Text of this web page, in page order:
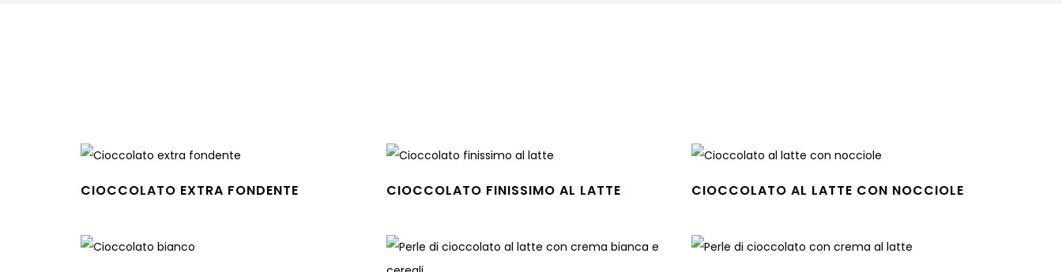
CIOCCOLATO EXTRA FONDENTE CIOCCOLATO FINISSIMO AL LATTE CIOCCOLATO AL LATTE CON NOCCIOLE